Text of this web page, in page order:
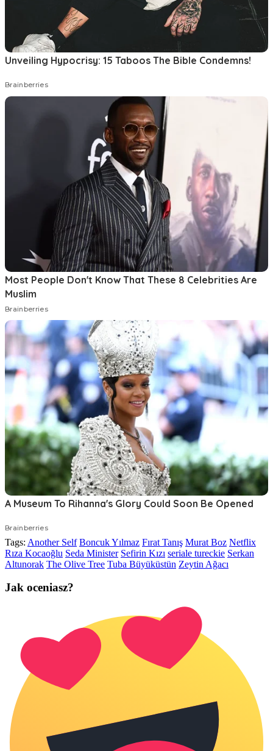
Tags: Another Self Boncuk Yılmaz Fırat Tanış Murat Boz Netflix
Rıza Kocaoğlu Seda Minister Sefirin Kızı seriale tureckie Serkan
Altunorak The Olive Tree Tuba Büyüküstün Zeytin Ağacı
Jak oceniasz?